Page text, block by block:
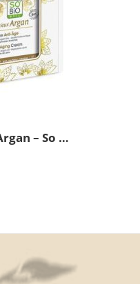
57
ΔΕΥΤ
Σετ Δώρου Precieux Argan – So BIO Etic (50ml κρέμα προσώπου + 30ml ορός προσώπου)